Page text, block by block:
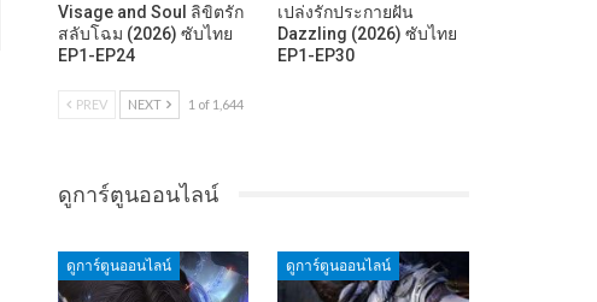
Visage and Soul ลิขิตรัก
สลับโฉม (2026) ซับไทย
EP1-EP24
เปล่งรักประกายฝัน
Dazzling (2026) ซับไทย
EP1-EP30
PREV NEXT 1 of 1,644
ดูการ์ตูนออนไลน์
ดูการ์ตูนออนไลน์ ดูการ์ตูนออนไลน์